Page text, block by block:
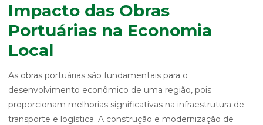
Impacto das Obras
Portuárias na Economia
Local
As obras portuárias são fundamentais para o
desenvolvimento econômico de uma região, pois
proporcionam melhorias significativas na infraestrutura de
transporte e logística. A construção e modernização de